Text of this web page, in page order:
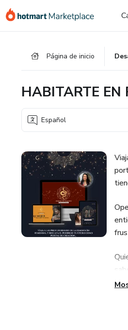
Página de inicio
HABITARTE EN
Español